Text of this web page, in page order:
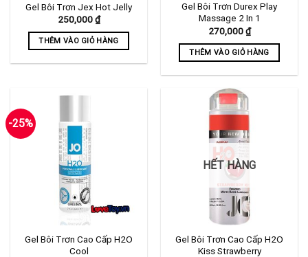
Gel Bôi Trơn Jex Hot Jelly
250,000₫
THÊM VÀO GIỎ HÀNG
Gel Bôi Trơn Durex Play
Massage 2 In 1
270,000₫
THÊM VÀO GIỎ HÀNG
-25%
Gel Bôi Trơn Cao Cấp H2O
Cool
HẾT HÀNG
Gel Bôi Trơn Cao Cấp H2O
Kiss Strawberry